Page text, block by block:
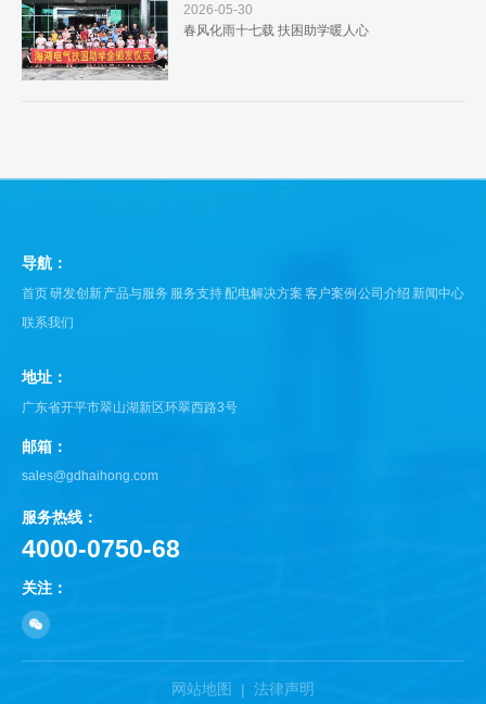
2026-05-30
春风化雨十七载 扶困助学暖人心
导航：
首页研发创新产品与服务 服务支持 配电解决方案 客户案例公司介绍 新闻中心
联系我们
地址：
广东省开平市翠山湖新区环翠西路3号
邮箱：
sales@gdhaihong.com
服务热线：
4000-0750-68
关注：
网站地图 | 法律声明